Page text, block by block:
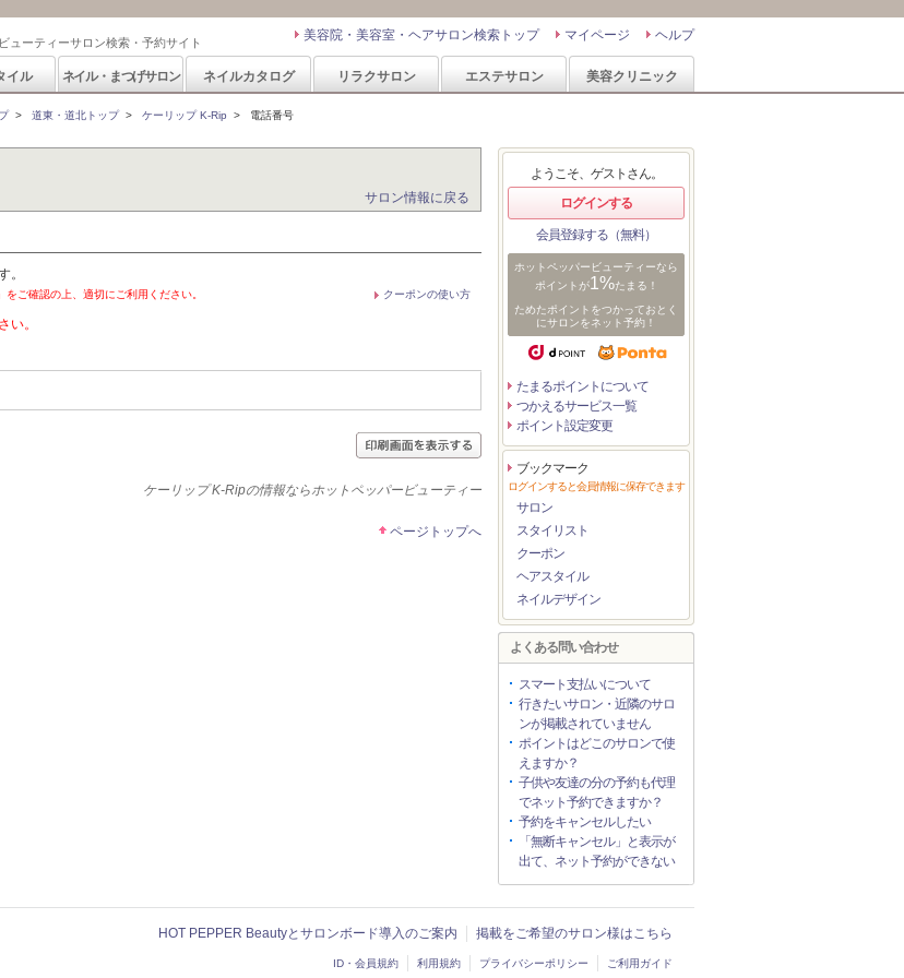
ューティーサロン検索・予約サイト ヘルプ
マイページ
美容院・美容室・ヘアサロン検索トップ
イル ネイル・まつげサロン ネイルカタログ リラクサロン エステサロン 美容クリニック
> 道東・道北トップ> ケーリップ K-Rip > 電話番号
サロン情報に戻る
。
ご確認の上、適切にご利用ください。 クーポンの使い方
い。
ケーリップ K-Ripの情報ならホットペッパービューティー
ページトップへ
ようこそ、ゲストさん。
ログインする
会員登録する（無料）
ホットペッパービューティーなら
ポイントが1%たまる！
ためたポイントをつかっておとく
にサロンをネット予約！
たまるポイントについて
つかえるサービス一覧
ポイント設定変更
ブックマーク
ログインすると会員情報に保存できます
サロン
スタイリスト
クーポン
ヘアスタイル
ネイルデザイン
よくある問い合わせ
スマート支払いについて
行きたいサロン・近隣のサロ
ンが掲載されていません
ポイントはどこのサロンで使
えますか？
子供や友達の分の予約も代理
でネット予約できますか？
予約をキャンセルしたい
「無断キャンセル」と表示が
出て、ネット予約ができない
HOT PEPPER Beautyとサロンボード導入のご案内 掲載をご希望のサロン様はこちら
ID・会員規約 利用規約 プライバシーポリシー ご利用ガイド